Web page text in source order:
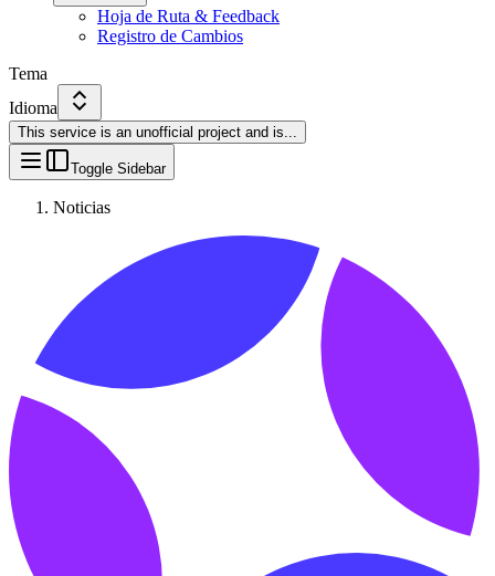
Hoja de Ruta & Feedback
Registro de Cambios
Tema
Idioma
This service is an unofficial project and is...
Toggle Sidebar
Noticias